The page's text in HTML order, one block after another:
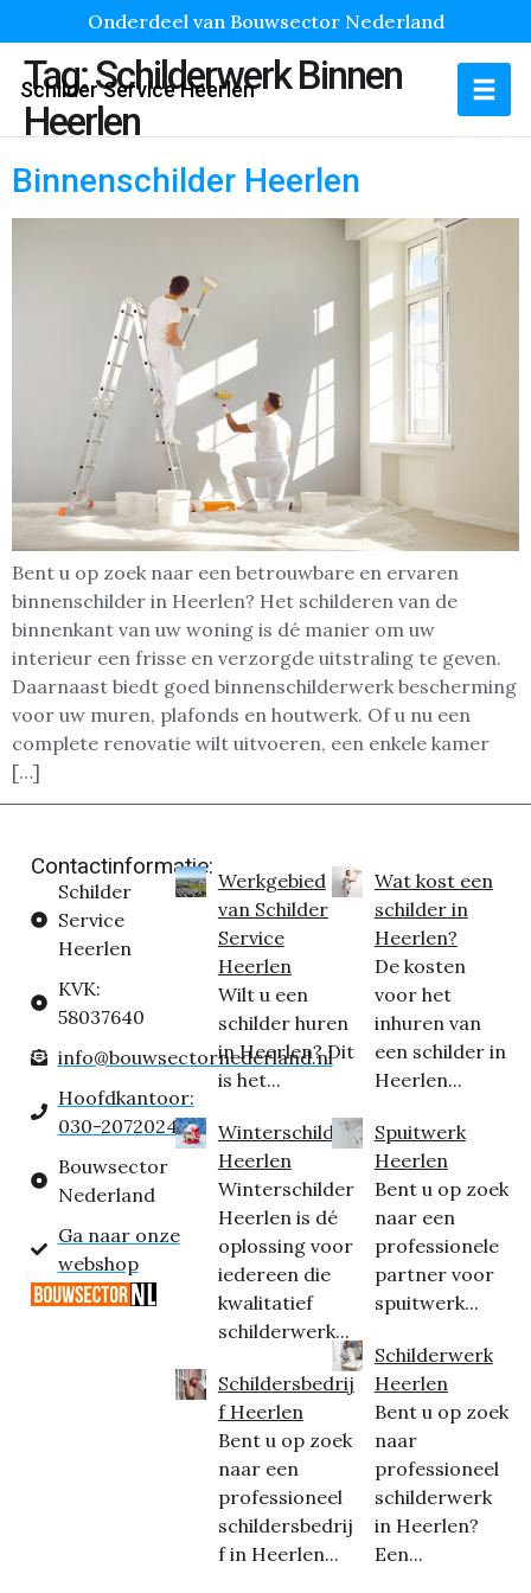
Onderdeel van Bouwsector Nederland
Schilder Service Heerlen
Tag:Schilderwerk Binnen
Heerlen
Binnenschilder Heerlen
Bent u op zoek naar een betrouwbare en ervaren
binnenschilder in Heerlen? Het schilderen van de
binnenkant van uw woning is dé manier om uw
interieur een frisse en verzorgde uitstraling te geven.
Daarnaast biedt goed binnenschilderwerk bescherming
voor uw muren, plafonds en houtwerk. Of u nu een
complete renovatie wilt uitvoeren, een enkele kamer
[…]
Contactinformatie:
Schilder
Service
Heerlen
KVK:
58037640
info@bouwsectornederland.nl
Hoofdkantoor:
030-2072024
Bouwsector
Nederland
Ga naar onze
webshop
Werkgebied
van Schilder
Service
Heerlen
Wilt u een
schilder huren
in Heerlen? Dit
is het...
Winterschilder
Heerlen
Winterschilder
Heerlen is dé
oplossing voor
iedereen die
kwalitatief
schilderwerk...
Schildersbedrij
f Heerlen
Bent u op zoek
naar een
professioneel
schildersbedrij
f in Heerlen...
Wat kost een
schilder in
Heerlen?
De kosten
voor het
inhuren van
een schilder in
Heerlen...
Spuitwerk
Heerlen
Bent u op zoek
naar een
professionele
partner voor
spuitwerk...
Schilderwerk
Heerlen
Bent u op zoek
naar
professioneel
schilderwerk
in Heerlen?
Een...